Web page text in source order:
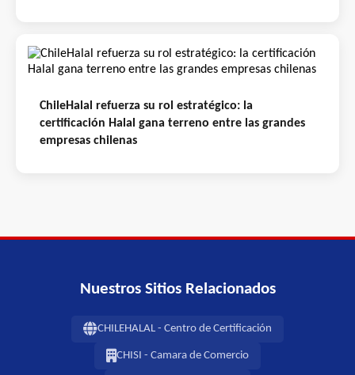
ChileHalal refuerza su rol estratégico: la
certificación Halal gana terreno entre las grandes
empresas chilenas
Nuestros Sitios Relacionados
CHILEHALAL - Centro de Certificación
CHISI - Camara de Comercio